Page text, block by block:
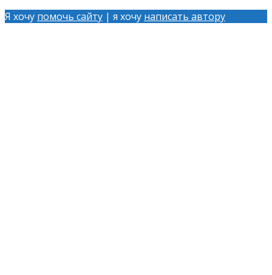
Я хочу помочь сайту | я хочу написать автору